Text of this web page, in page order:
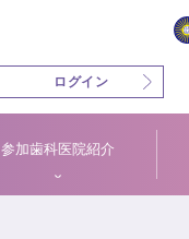
ログイン
参加歯科医院紹介